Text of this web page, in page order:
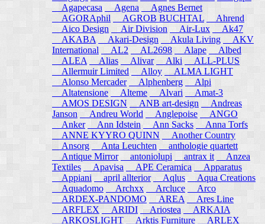
Agapecasa
Agena
Agnes Bernet
AGORAphil
AGROB BUCHTAL
Ahrend
Aico Design
Air Division Air-Lux
Ak47
AKABA
Akari-Design Akula Living
AKV
International
AL2 AL2698 Alape
Albed
ALEA
Alias Alivar Alki
ALL-PLUS
Allermuir Limited
Alloy
ALMA LIGHT
Alonso Mercader
Alphenberg
Alpi
Altatensione
Alteme Alvari
Amat-3
AMOS DESIGN
ANB art-design
Andreas
Janson
Andreu World Anglepoise
ANGO
Anker
Ann Idstein Ann Sacks
Anna Torfs
ANNE KYYRO QUINN
Another Country
Ansorg
Anta Leuchten
anthologie quartett
Antique Mirror
antoniolupi antrax it
Anzea
Textiles
Apavisa APE Ceramica
Apparatus
Appiani
april allterior Aqlus Aqua Creations
Aquadomo
Archxx Arcluce
Arco
ARDEX-PANDOMO
AREA
Ares Line
ARFLEX
ARIDI Ariostea
ARKAIA
ARKOSLIGHT
Arktis Furniture
ARLEX